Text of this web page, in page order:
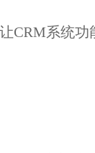
CRM系统